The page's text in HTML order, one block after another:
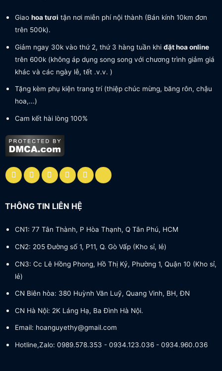
Giao hoa tươi tận nơi miễn phí nội thành (Bán kính 10km đơn
trên 500k).
Giảm ngay 30k vào thứ 2, thứ 3 hàng tuần khi đặt hoa online
trên 600k (không áp dụng song song với chương trình giảm giá
khác và các ngày lễ, tết .v.v. )
Tặng kèm phụ kiện trang trí (thiệp chúc mừng, băng rôn, chậu
hoa,...)
Cam kết hài lòng 100%
THÔNG TIN LIÊN HỆ
CN1: 77 Tân Thành, P Hòa Thạnh, Q Tân Phú, HCM
CN2: 205 Đường số 1, P11, Q. Gò Vấp (Kho sỉ, lẻ)
CN3: Cc Lê Hồng Phong, Hồ Thị Kỷ, Phường 1, Quận 10 (Kho sỉ,
lẻ)
CN Biên hòa: 380 Huỳnh Văn Luỹ, Quang Vinh, BH, ĐN
CN Hà Nội: 2K Láng Hạ, Ba Đình Hà Nội.
Email: hoanguyethy@gmail.com
Hotline,Zalo: 0989.578.353 - 0934.123.036 - 0934.960.036